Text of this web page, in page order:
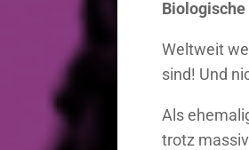
Weltweit
sind! Und
Als
trotz